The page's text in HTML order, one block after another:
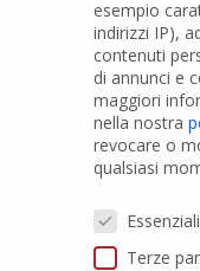
Tubi PVC
Raccordi PVC
Tubi e
Pozzi Artesiani
esempio
indirizzi IP),
contenuti
di annunci e
maggiori
nella nostra
revocare o
qualsiasi
Preferenze
Essenziali
Terze